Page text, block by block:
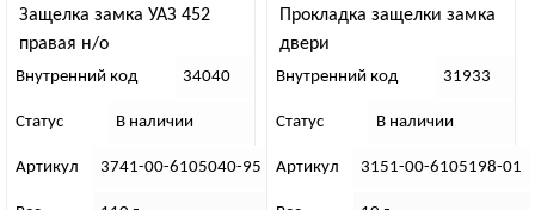
Защелка замка УАЗ 452
правая н/о
Внутренний код 34040
Статус В наличии
Артикул 3741-00-6105040-95
Прокладка защелки замка
двери
Внутренний код 31933
Статус В наличии
Артикул 3151-00-6105198-01